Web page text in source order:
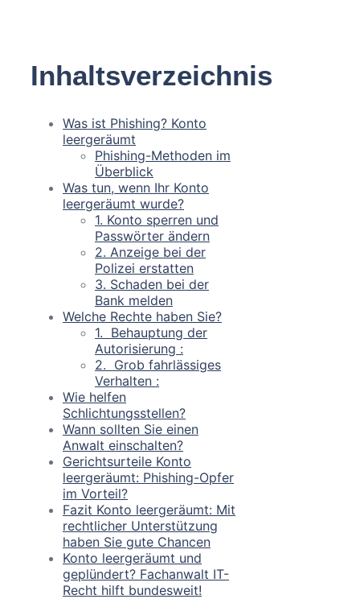
Inhaltsverzeichnis
Was ist Phishing? Konto
leergeräumt
Phishing-Methoden im
Überblick
Was tun, wenn Ihr Konto
leergeräumt wurde?
1. Konto sperren und
Passwörter ändern
2. Anzeige bei der
Polizei erstatten
3. Schaden bei der
Bank melden
Welche Rechte haben Sie?
1. Behauptung der
Autorisierung :
2. Grob fahrlässiges
Verhalten :
Wie helfen
Schlichtungsstellen?
Wann sollten Sie einen
Anwalt einschalten?
Gerichtsurteile Konto
leergeräumt: Phishing-Opfer
im Vorteil?
Fazit Konto leergeräumt: Mit
rechtlicher Unterstützung
haben Sie gute Chancen
Konto leergeräumt und
geplündert? Fachanwalt IT-
Recht hilft bundesweit!